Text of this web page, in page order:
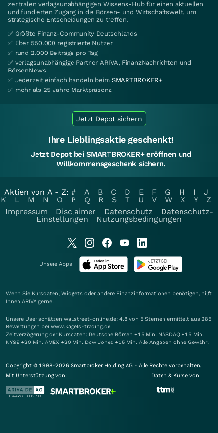
zentralen verlagsunabhängigen Wissens-Hub für einen aktuellen
und fundierten Zugang in die Börsen- und Wirtschaftswelt, um
strategische Entscheidungen zu treffen.
✅ Größte Finanz-Community Deutschlands
✅ über 550.000 registrierte Nutzer
✅ rund 2.000 Beiträge pro Tag
✅ verlagsunabhängige Partner ARIVA, FinanzNachrichten und
BörsenNews
✅ Jederzeit einfach handeln beim SMARTBROKER+
✅ mehr als 25 Jahre Marktpräsenz
Jetzt Depot sichern
Ihre Lieblingsaktie geschenkt!
Jetzt Depot bei SMARTBROKER+ eröffnen und
Willkommensgeschenk sichern.
Aktien von A - Z: # A B C D E F G H I
J
K
L M N O P Q R S T U V W X Y
Z
Impressum
Disclaimer Datenschutz
Datenschutz-
Einstellungen
Nutzungsbedingungen
Unsere Apps:
Wenn Sie Kursdaten, Widgets oder andere Finanzinformationen benötigen, hilft
Ihnen ARIVA gerne.
Unsere User schätzen wallstreet-online.de: 4.8 von 5 Sternen ermittelt aus 285
Bewertungen bei www.kagels-trading.de
Zeitverzögerung der Kursdaten: Deutsche Börsen +15 Min. NASDAQ +15 Min.
NYSE +20 Min. AMEX +20 Min. Dow Jones +15 Min. Alle Angaben ohne Gewähr.
Copyright © 1998-2026 Smartbroker Holding AG - Alle Rechte vorbehalten.
Mit Unterstützung von:
Daten & Kurse von: